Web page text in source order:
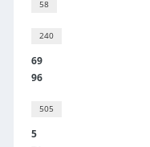
58
240
69
96
505
5